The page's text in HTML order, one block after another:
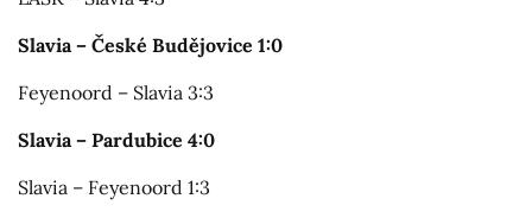
Slavia – České Budějovice 1:0
Feyenoord – Slavia 3:3
Slavia – Pardubice 4:0
Slavia – Feyenoord 1:3